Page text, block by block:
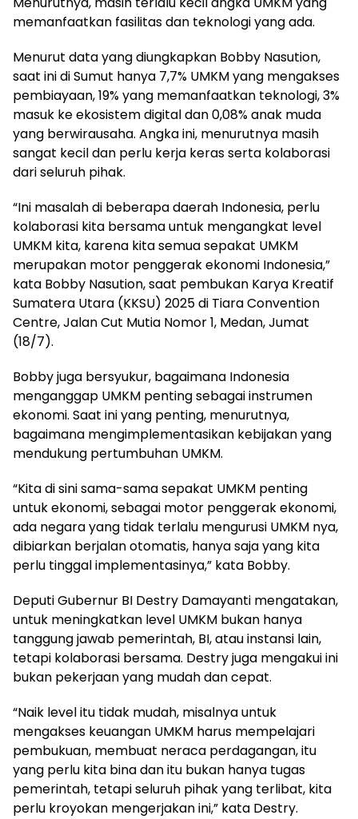
memanfaatkan fasilitas dan teknologi yang ada.
Menurut data yang diungkapkan Bobby Nasution,
saat ini di Sumut hanya 7,7% UMKM yang mengakses
pembiayaan, 19% yang memanfaatkan teknologi, 3%
masuk ke ekosistem digital dan 0,08% anak muda
yang berwirausaha. Angka ini, menurutnya masih
sangat kecil dan perlu kerja keras serta kolaborasi
dari seluruh pihak.
“Ini masalah di beberapa daerah Indonesia, perlu
kolaborasi kita bersama untuk mengangkat level
UMKM kita, karena kita semua sepakat UMKM
merupakan motor penggerak ekonomi Indonesia,”
kata Bobby Nasution, saat pembukan Karya Kreatif
Sumatera Utara (KKSU) 2025 di Tiara Convention
Centre, Jalan Cut Mutia Nomor 1, Medan, Jumat
(18/7).
Bobby juga bersyukur, bagaimana Indonesia
menganggap UMKM penting sebagai instrumen
ekonomi. Saat ini yang penting, menurutnya,
bagaimana mengimplementasikan kebijakan yang
mendukung pertumbuhan UMKM.
“Kita di sini sama-sama sepakat UMKM penting
untuk ekonomi, sebagai motor penggerak ekonomi,
ada negara yang tidak terlalu mengurusi UMKM nya,
dibiarkan berjalan otomatis, hanya saja yang kita
perlu tinggal implementasinya,” kata Bobby.
Deputi Gubernur BI Destry Damayanti mengatakan,
untuk meningkatkan level UMKM bukan hanya
tanggung jawab pemerintah, BI, atau instansi lain,
tetapi kolaborasi bersama. Destry juga mengakui ini
bukan pekerjaan yang mudah dan cepat.
“Naik level itu tidak mudah, misalnya untuk
mengakses keuangan UMKM harus mempelajari
pembukuan, membuat neraca perdagangan, itu
yang perlu kita bina dan itu bukan hanya tugas
pemerintah, tetapi seluruh pihak yang terlibat, kita
perlu kroyokan mengerjakan ini,” kata Destry.